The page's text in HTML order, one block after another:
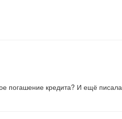
погашение кредита? И ещё